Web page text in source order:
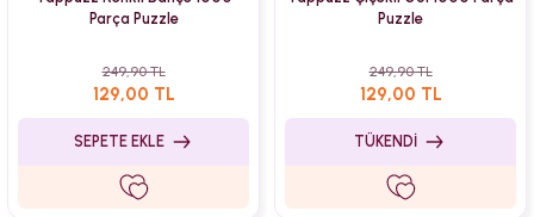
Parça Puzzle
249,90 TL
129,00 TL
SEPETE EKLE
Puzzle
249,90 TL
129,00 TL
TÜKENDİ